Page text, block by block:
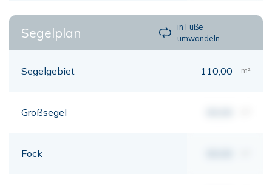
Segelplan
in Füße
umwandeln
Segelgebiet 110,00 m²
Großsegel
Fock